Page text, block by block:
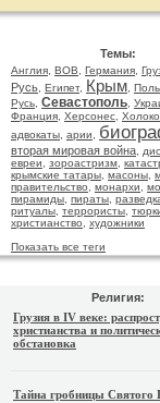
Темы:
Англия ВОВ Германия
Русь Египет, Крым
Русь Севастополь
Франция Херсонес
адвокаты арии
вторая мировая война
евреи
зороастризм
крымские татары масоны
правительство
монархи
пирамиды пираты
ритуалы террористы
христианство
художники
Показать все теги
Религия:
Грузия в IV веке:
христианства и
обстановка
Тайна гробницы Святого